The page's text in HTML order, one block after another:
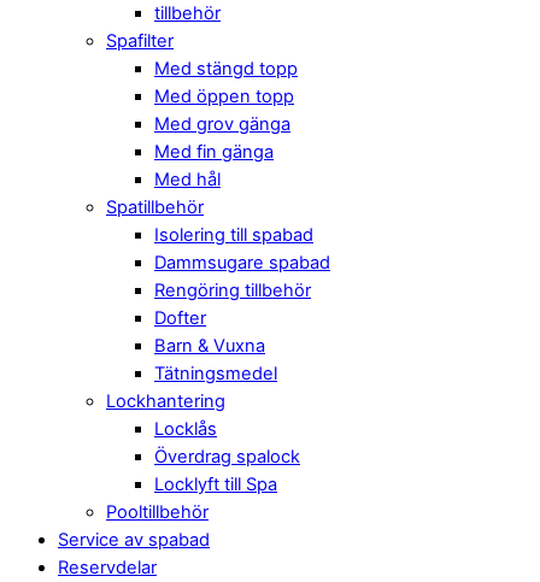
tillbehör
Spafilter
Med stängd topp
Med öppen topp
Med grov gänga
Med fin gänga
Med hål
Spatillbehör
Isolering till spabad
Dammsugare spabad
Rengöring tillbehör
Dofter
Barn & Vuxna
Tätningsmedel
Lockhantering
Locklås
Överdrag spalock
Locklyft till Spa
Pooltillbehör
Service av spabad
Reservdelar